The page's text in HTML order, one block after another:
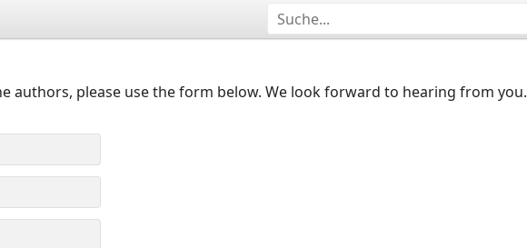
authors, please use the form below. We look forward to hearing from you.